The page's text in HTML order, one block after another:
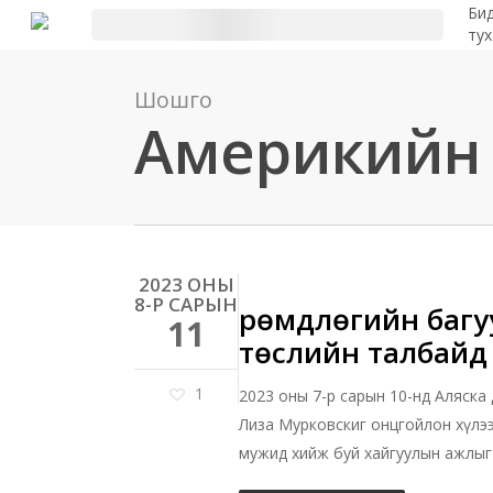
Үндсэн
Шошго
Америкийн
2023 ОНЫ
8-Р САРЫН
11
1
Өрөмдлөгийн
төслийн талбайд
2023 оны 7-р сарын 10-нд
Лиза Мурковскиг онцгойлон
мужид хийж буй хайгуулын